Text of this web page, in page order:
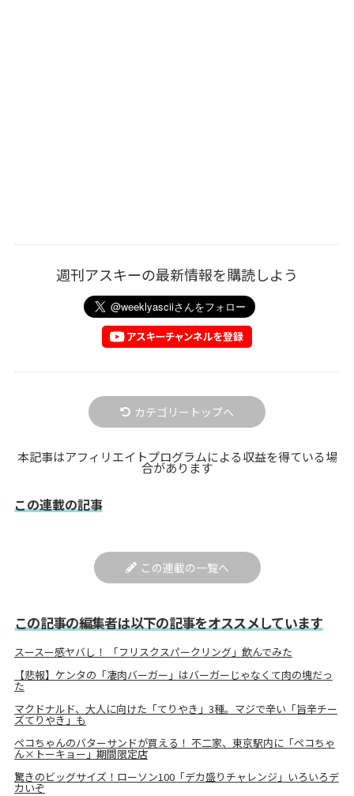
週刊アスキーの最新情報を購読しよう
カテゴリートップへ
本記事はアフィリエイトプログラムによる収益を得ている場
合があります
この連載の記事
この連載の一覧へ
この記事の編集者は以下の記事をオススメしています
スースー感ヤバし！ 「フリスクスパークリング」飲んでみた
【悲報】ケンタの「凄肉バーガー」はバーガーじゃなくて肉の塊だっ
た
マクドナルド、大人に向けた「てりやき」3種。マジで辛い「旨辛チー
ズてりやき」も
ペコちゃんのバターサンドが買える！ 不二家、東京駅内に「ペコちゃ
ん×トーキョー」期間限定店
驚きのビッグサイズ！ローソン100「デカ盛りチャレンジ」いろいろデ
カいぞ